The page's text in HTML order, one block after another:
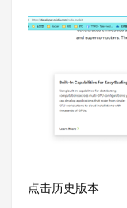
点击历史版本